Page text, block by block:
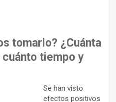
tomarlo? ¿Cuánta
tiempo y
Se han visto
efectos positivos